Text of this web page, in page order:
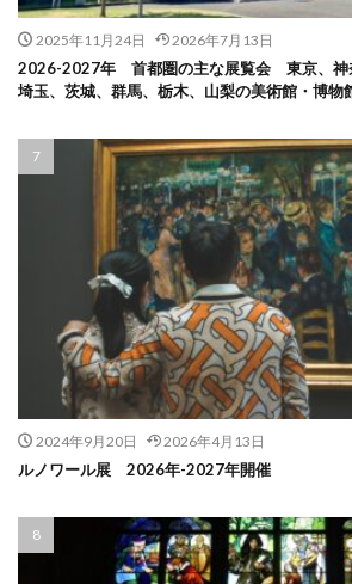
2025年11月24日 2026年7月13日
2026-2027年 首都圏の主な展覧会 東京、神
埼玉、茨城、群馬、栃木、山梨の美術館・博物
2024年9月20日 2026年4月13日
ルノワール展 2026年-2027年開催